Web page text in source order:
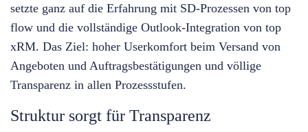
setzte ganz auf die Erfahrung mit SD-Prozessen von top
flow und die vollständige Outlook-Integration von top
xRM. Das Ziel: hoher Userkomfort beim Versand von
Angeboten und Auftragsbestätigungen und völlige
Transparenz in allen Prozessstufen.
Struktur sorgt für Transparenz